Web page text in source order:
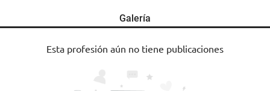
Galería
Esta profesión aún no tiene publicaciones